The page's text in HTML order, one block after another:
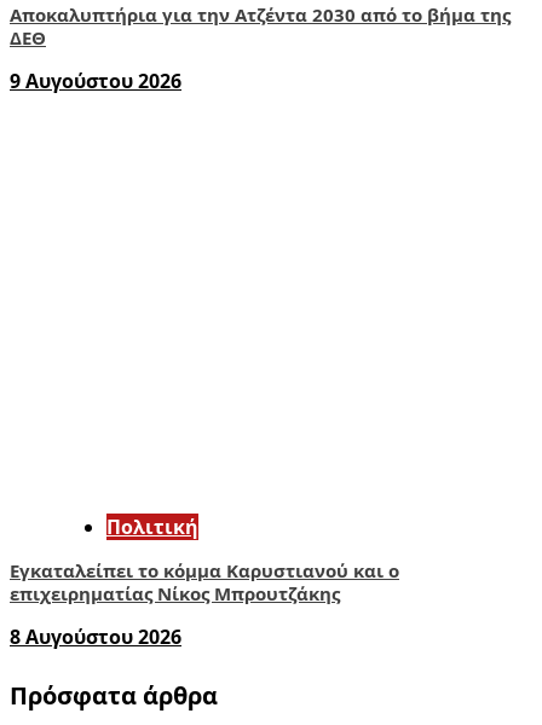
Αποκαλυπτήρια για την Ατζέντα 2030 από το βήμα της
ΔΕΘ
9 Αυγούστου 2026
Πολιτική
Εγκαταλείπει το κόμμα Καρυστιανού και ο
επιχειρηματίας Νίκος Μπρουτζάκης
8 Αυγούστου 2026
Πρόσφατα άρθρα